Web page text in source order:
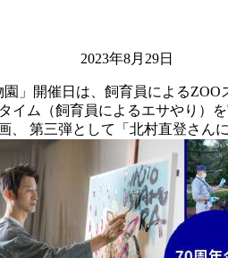
2023年8月29日
園」開催日は、飼育員によるZOO
イム（飼育員によるエサやり）を
、 第三弾として「北村直登さん